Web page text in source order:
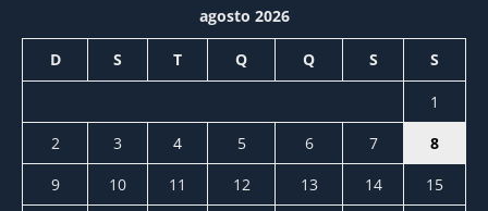
agosto 2026
D S T Q Q S S
1
2
3 4 5 6 7
8
9
10 11 12 13 14
15